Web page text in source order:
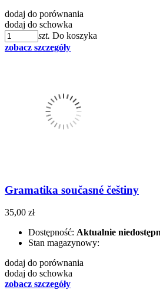
dodaj do porównania
dodaj do schowka
szt. Do koszyka
zobacz szczegóły
Gramatika současné češtiny
35,00 zł
Dostępność: Aktualnie
Stan magazynowy:
dodaj do porównania
dodaj do schowka
zobacz szczegóły